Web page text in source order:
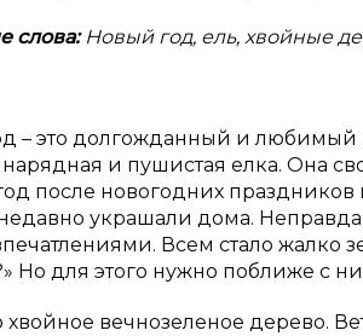
слова:Новый год, ель, хвойные
– это долгожданный и любимый
и пушистая елка. Она
после новогодних
украшали дома.
Всем стало жалко
Но для этого нужно поближе с
хвойное вечнозеленое дерево.